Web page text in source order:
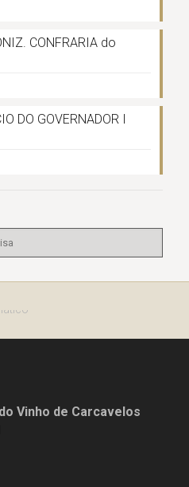
CONFRARIA do
DO GOVERNADOR I
Vinho de Carcavelos